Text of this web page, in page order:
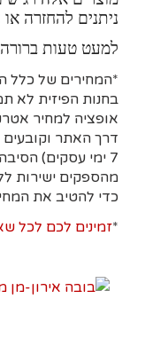
ניתנים להחזרה
למעט טעות
*המחירים של כלל
בחנות הפיזית לא
אופציה למחיר
7 ימי עסקים)
מהספקים ישירות
כדי להטיב את
*זמינים לכם לכל